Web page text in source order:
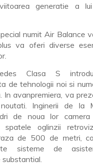
generatie a
numit Air Balance
va oferi diverse
Clasa S
de tehnologii noi si
In avanpremiera, va
Inginerii de la
de noua lor camera
oglinzii
de 500 de metri,
sisteme de